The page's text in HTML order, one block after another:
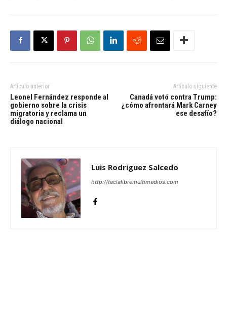
Artículo anterior
Leonel Fernández responde al
gobierno sobre la crisis
migratoria y reclama un
diálogo nacional
Artículo siguiente
Canadá votó contra Trump:
¿cómo afrontará Mark Carney
ese desafío?
Luis Rodriguez Salcedo
http://teclalibremultimedios.com